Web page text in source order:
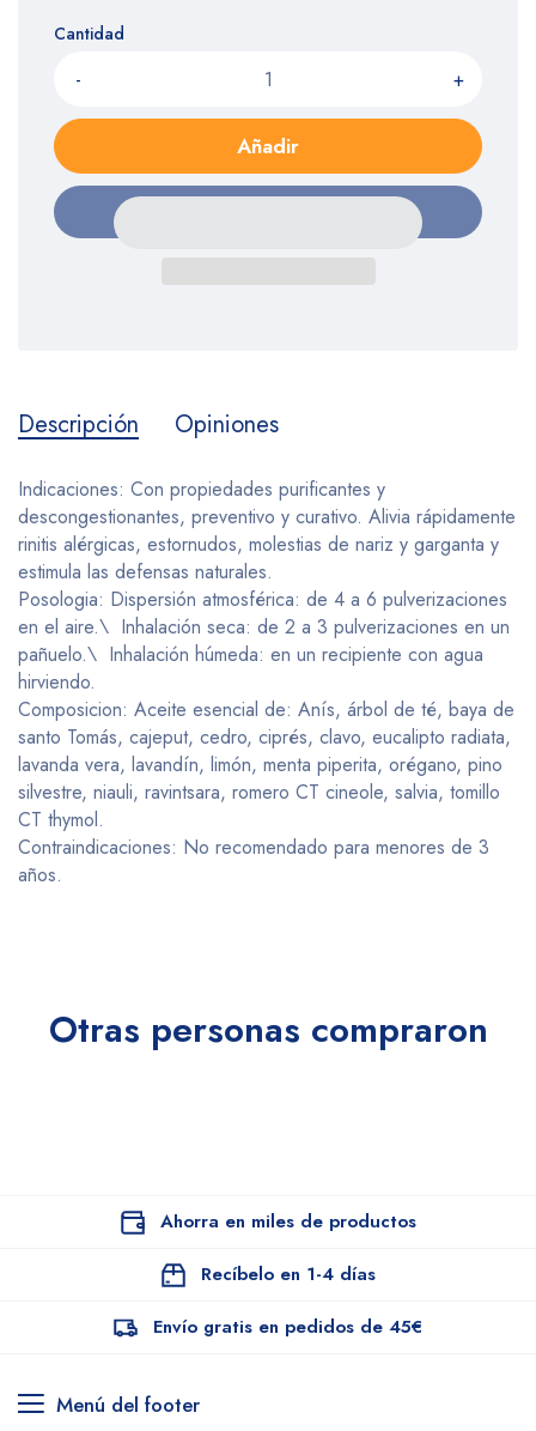
Cantidad
- +
Añadir
Descripción Opiniones
Indicaciones: Con propiedades purificantes y
descongestionantes, preventivo y curativo. Alivia rápidamente
rinitis alérgicas, estornudos, molestias de nariz y garganta y
estimula las defensas naturales.
Posologia: Dispersión atmosférica: de 4 a 6 pulverizaciones
en el aire.\ Inhalación seca: de 2 a 3 pulverizaciones en un
pañuelo.\ Inhalación húmeda: en un recipiente con agua
hirviendo.
Composicion: Aceite esencial de: Anís, árbol de té, baya de
santo Tomás, cajeput, cedro, ciprés, clavo, eucalipto radiata,
lavanda vera, lavandín, limón, menta piperita, orégano, pino
silvestre, niauli, ravintsara, romero CT cineole, salvia, tomillo
CT thymol.
Contraindicaciones: No recomendado para menores de 3
años.
Otras personas compraron
Ahorra en miles de productos
Recíbelo en 1-4 días
Envío gratis en pedidos de 45€
Menú del footer